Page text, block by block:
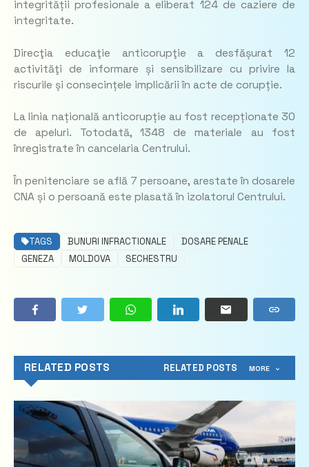
integrității profesionale a eliberat 124 de caziere de
integritate.
Direcţia educaţie anticorupţie a desfășurat 12
activităţi de informare și sensibilizare cu privire la
riscurile și consecințele implicării în acte de corupție.
La linia națională anticorupție au fost recepționate 30
de apeluri. Totodată, 1348 de materiale au fost
înregistrate în cancelaria Centrului.
În penitenciare se află 7 persoane, arestate în dosarele
CNA și o persoană este plasată în izolatorul Centrului.
TAGS BUNURI INFRACTIONALE
DOSARE PENALE
GENEZA
MOLDOVA SECHESTRU
RELATED POSTS RELATED POSTS MORE